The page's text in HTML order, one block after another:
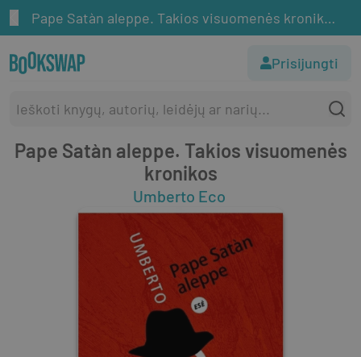
Pape Satàn aleppe. Takios visuomenės kronikos
Prisijungti
Pape Satàn aleppe. Takios visuomenės
kronikos
Umberto Eco